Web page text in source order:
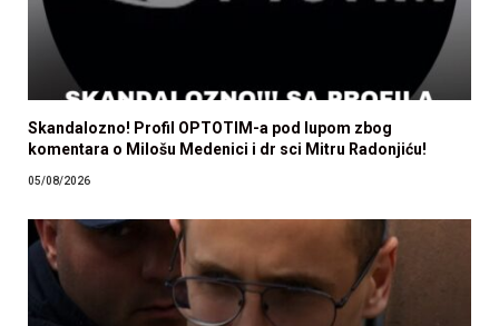
Skandalozno! Profil OPTOTIM-a pod lupom zbog
komentara o Milošu Medenici i dr sci Mitru Radonjiću!
05/08/2026